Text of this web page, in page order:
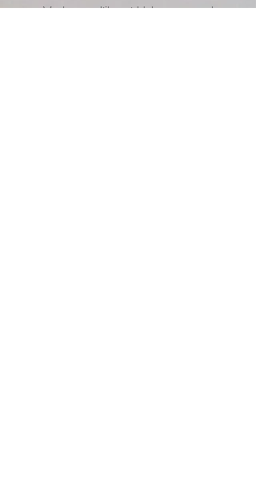
Veel natuurlijke middelen, maar ook